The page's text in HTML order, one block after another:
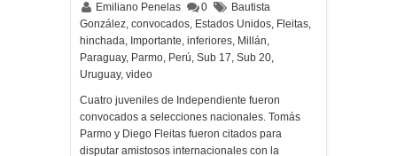
Emiliano Penelas 0
Bautista
González, convocados, Estados Unidos, Fleitas,
hinchada, Importante, inferiores, Millán,
Paraguay, Parmo, Perú, Sub 17, Sub 20,
Uruguay, video
Cuatro juveniles de Independiente fueron
convocados a selecciones nacionales. Tomás
Parmo y Diego Fleitas fueron citados para
disputar amistosos internacionales con la